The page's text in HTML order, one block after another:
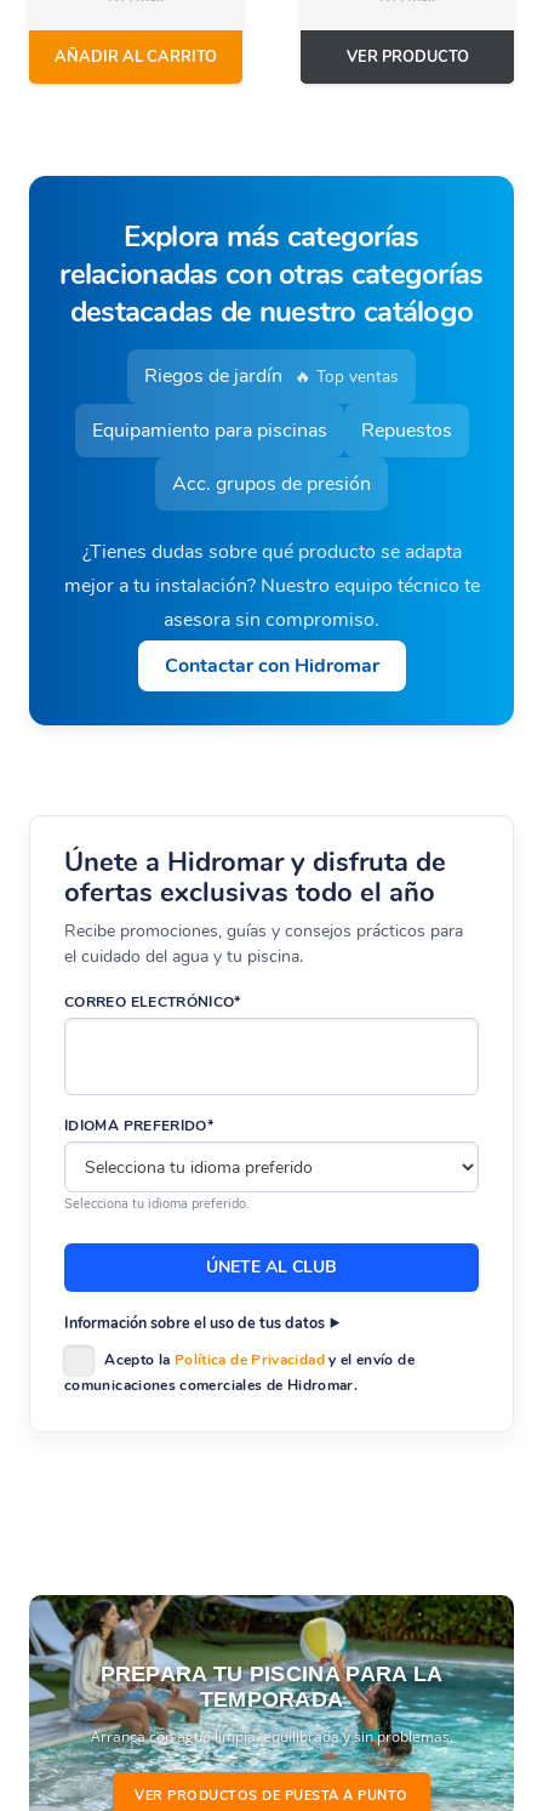
AÑADIR AL CARRITO VER PRODUCTO
Explora más categorías
relacionadas con otras categorías
destacadas de nuestro catálogo
Riegos de jardín 🔥 Top ventas
Equipamiento para piscinas
Repuestos
Acc. grupos de presión
¿Tienes dudas sobre qué producto se adapta
mejor a tu instalación? Nuestro equipo técnico te
asesora sin compromiso.
Contactar con Hidromar
Únete a Hidromar y disfruta de
ofertas exclusivas todo el año
Recibe promociones, guías y consejos prácticos para
el cuidado del agua y tu piscina.
CORREO ELECTRÓNICO*
IDIOMA PREFERIDO*
Selecciona tu idioma preferido.
Información sobre el uso de tus datos
Acepto la Política de Privacidady el envío de
comunicaciones comerciales de Hidromar.
PREPARA TU PISCINA PARA LA
TEMPORADA
Arranca con agua limpia, equilibrada y sin problemas.
VER PRODUCTOS DE PUESTA A PUNTO